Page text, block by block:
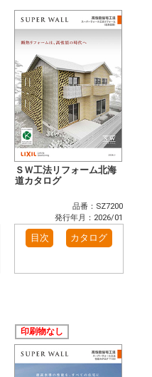
ＳＷ工法リフォーム北海
道カタログ
品番：SZ7200
発行年月：2026/01
目次 カタログ
印刷物なし